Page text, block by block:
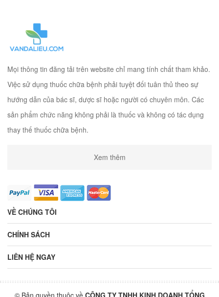
Mọi thông tin đăng tải trên website chỉ mang tính chất tham khảo.
Việc sử dụng thuốc chữa bệnh phải tuyệt đối tuân thủ theo sự
hướng dẫn của bác sĩ, dược sĩ hoặc người có chuyên môn. Các
sản phẩm chức năng không phải là thuốc và không có tác dụng
thay thế thuốc chữa bệnh.
Xem thêm
VỀ CHÚNG TÔI
CHÍNH SÁCH
LIÊN HỆ NGAY